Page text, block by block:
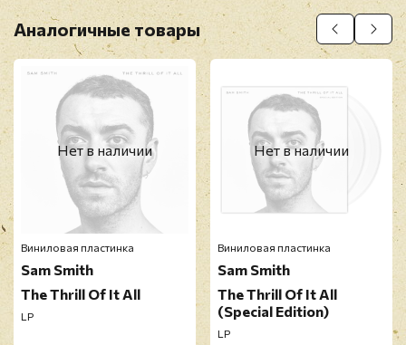
Аналогичные товары
Нет в наличии
Виниловая пластинка
Sam Smith
The Thrill Of It All
LP
Нет в наличии
Виниловая пластинка
Sam Smith
The Thrill Of It All
(Special Edition)
LP